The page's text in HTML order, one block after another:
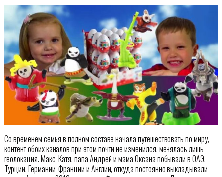
Со временем семья в полном составе начала путешествовать по миру,
контент обоих каналов при этом почти не изменился, менялась лишь
геолокация. Макс, Катя, папа Андрей и мама Оксана побывали в ОАЭ,
Турции, Германии, Франции и Англии, откуда постоянно выкладывали